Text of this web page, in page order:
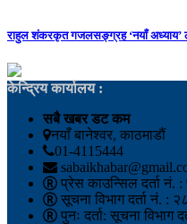
राहुल शंकरकृत गजलसङ्ग्रह ‘नयाँ अध्याय’
केन्द्रिय कार्यालय :
सबै खबर डट कम
नयाँ बानेश्वर, काठमाडौं
01-4115444
प्रेस काउन्सिल दर्ता नं.
सूचना विभाग दर्ता नं. :
पुनः दर्ता: सूचना विभाग